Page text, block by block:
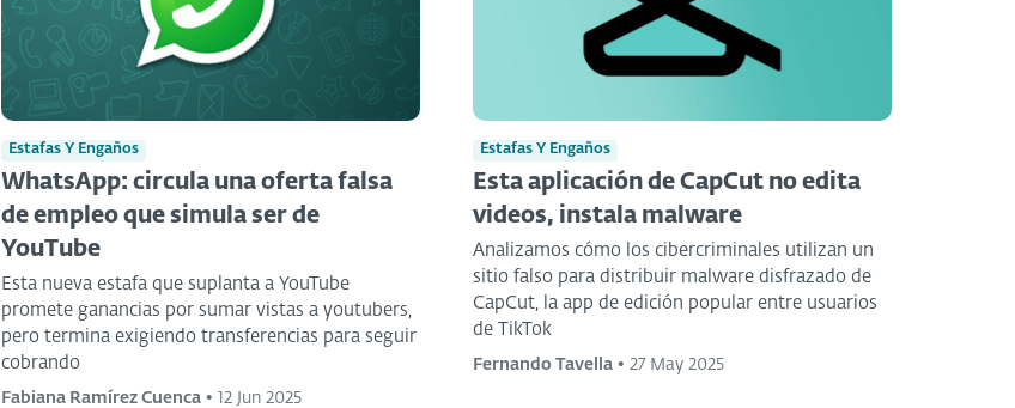
Estafas Y Engaños
WhatsApp: circula una oferta falsa
de empleo que simula ser de
YouTube
Esta nueva estafa que suplanta a YouTube
promete ganancias por sumar vistas a youtubers,
pero termina exigiendo transferencias para seguir
cobrando
Fabiana Ramírez Cuenca • 12 Jun 2025
Estafas Y Engaños
Esta aplicación de CapCut no edita
videos, instala malware
Analizamos cómo los cibercriminales utilizan un
sitio falso para distribuir malware disfrazado de
CapCut, la app de edición popular entre usuarios
de TikTok
Fernando Tavella • 27 May 2025